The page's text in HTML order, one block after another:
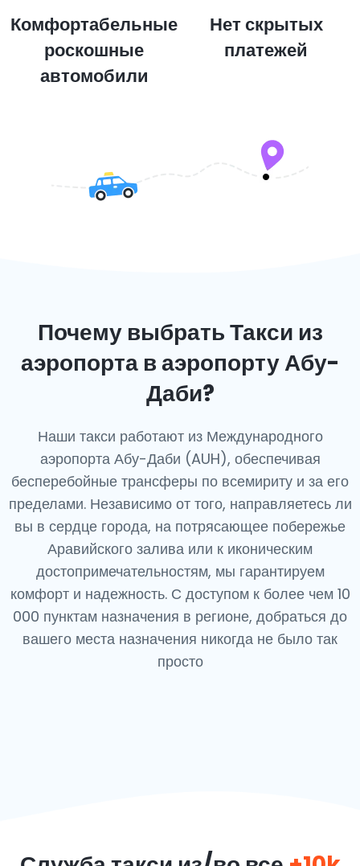
Комфортабельные
роскошные
автомобили
Нет скрытых
платежей
Почему выбрать Такси из
аэропорта в аэропорту Абу-
Даби?
Наши такси работают из Международного
аэропорта Абу-Даби (AUH), обеспечивая
бесперебойные трансферы по всемириту и за его
пределами. Независимо от того, направляетесь ли
вы в сердце города, на потрясающее побережье
Аравийского залива или к иконическим
достопримечательностям, мы гарантируем
комфорт и надежность. С доступом к более чем 10
000 пунктам назначения в регионе, добраться до
вашего места назначения никогда не было так
просто